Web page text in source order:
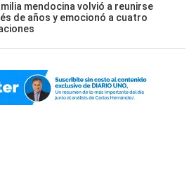
mendocina volvió a reunirse
de años y emocionó a cuatro